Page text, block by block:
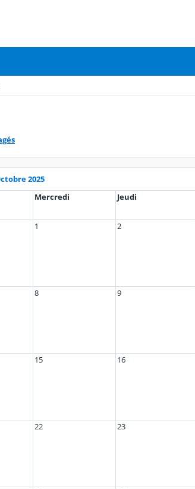
2025
Mercredi Jeudi
1 2
8 9
15 16
22 23